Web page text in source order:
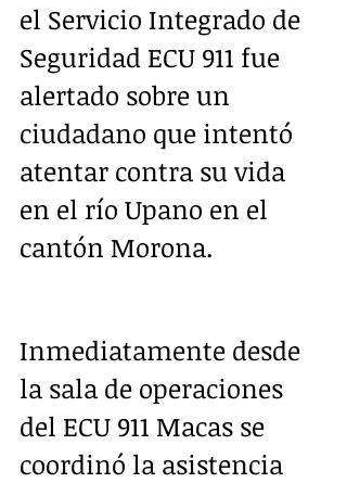
el Servicio Integrado de
Seguridad ECU 911 fue
alertado sobre un
ciudadano que intentó
atentar contra su vida
en el río Upano en el
cantón Morona.
Inmediatamente desde
la sala de operaciones
del ECU 911 Macas se
coordinó la asistencia